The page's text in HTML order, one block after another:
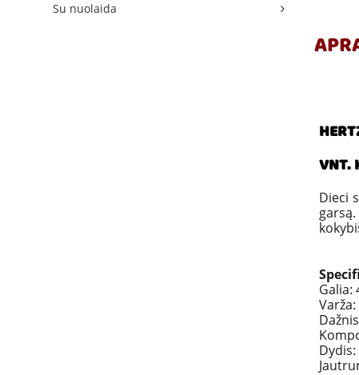
Su nuolaida
VNT.
Dieci
Galia: